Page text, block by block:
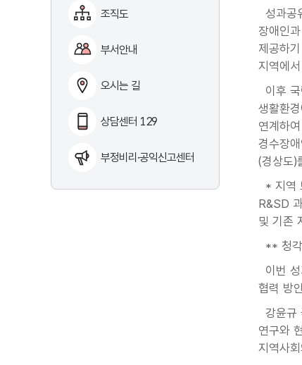
조직도
부서안내
오시는 길
상담센터 129
부정비리·공익신고센터
성과공
장애인
제공하
지역에
이후
생활환
연계하
경수장
(경상도)
* 지역
R&SD
및 기존
** 청각
이번
협력 방
강윤규
연구와
지역사